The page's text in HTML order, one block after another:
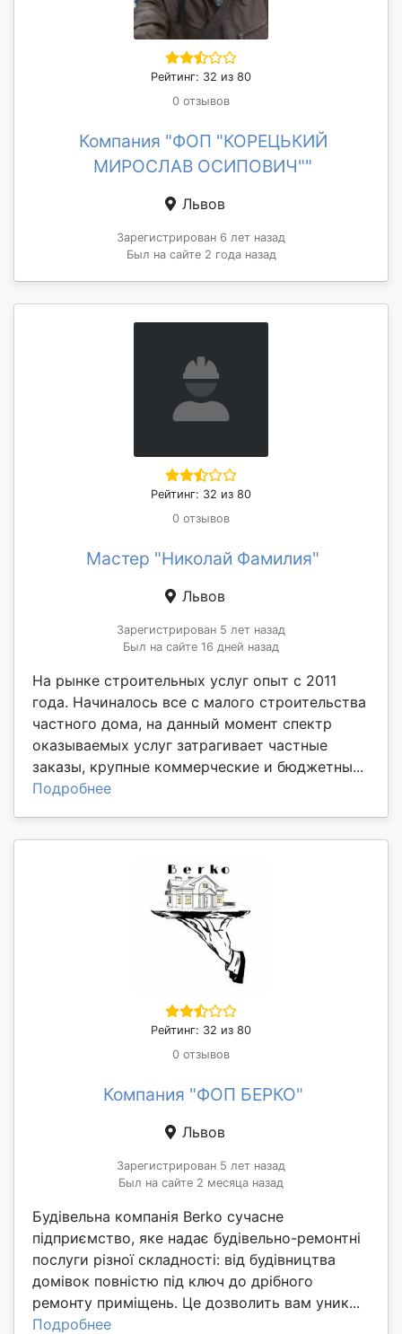
Рейтинг: 32 из 80
0 отзывов
Компания "ФОП "КОРЕЦЬКИЙ
МИРОСЛАВ ОСИПОВИЧ""
Львов
Зарегистрирован 6 лет назад
Был на сайте 2 года назад
Рейтинг: 32 из 80
0 отзывов
Мастер "Николай Фамилия"
Львов
Зарегистрирован 5 лет назад
Был на сайте 16 дней назад
На рынке строительных услуг опыт с 2011
года. Начиналось все с малого строительства
частного дома, на данный момент спектр
оказываемых услуг затрагивает частные
заказы, крупные коммерческие и бюджетны...
Подробнее
Рейтинг: 32 из 80
0 отзывов
Компания "ФОП БЕРКО"
Львов
Зарегистрирован 5 лет назад
Был на сайте 2 месяца назад
Будівельна компанія Berko сучасне
підприємство, яке надає будівельно-ремонтні
послуги різної складності: від будівництва
домівок повністю під ключ до дрібного
ремонту приміщень. Це дозволить вам уник...
Подробнее